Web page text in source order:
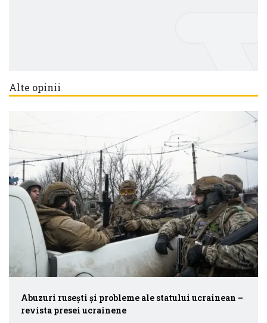
Alte opinii
Abuzuri rusești și probleme ale statului ucrainean –
revista presei ucrainene